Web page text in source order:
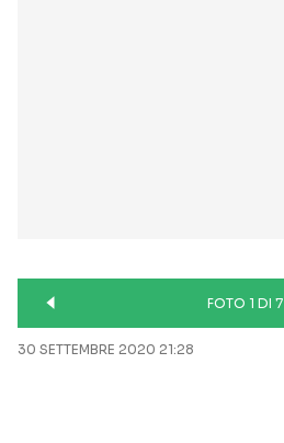
FOTO 1 DI 7
30 SETTEMBRE 2020 21:28